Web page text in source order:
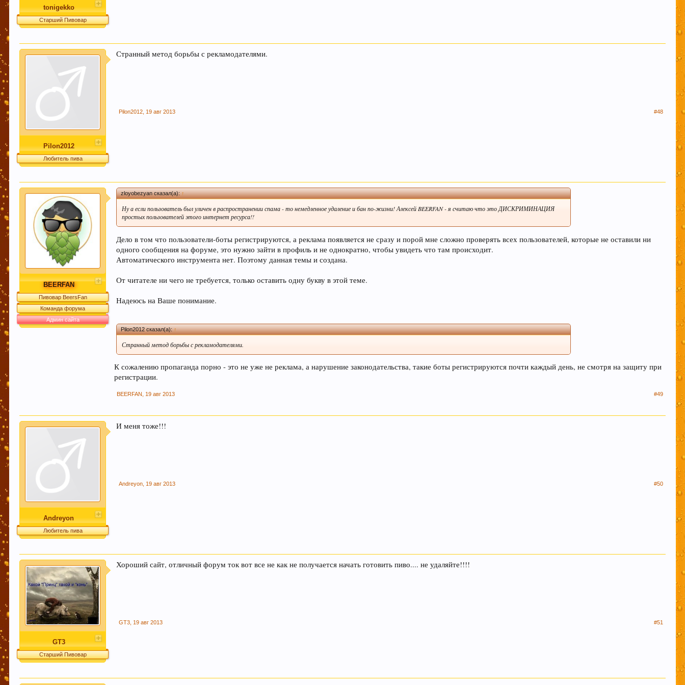
tonigekko
Старший Пивовар
Pilon2012
Любитель пива
Странный метод борьбы с рекламодателями.
Pilon2012, 19 авг 2013 #48
BEERFAN
Пивовар BeersFan
Команда форума
Админ сайта
zloyobezyan сказал(а):↑
Ну а если пользователь был уличен в распространении спама - то немедленное удаление и бан по-жизни! Алексей BEERFAN - я считаю что это ДИСКРИМИНАЦИЯ
простых пользователей этого интернет ресурса!!
Дело в том что пользователи-боты регистрируются, а реклама появляется не сразу и порой мне сложно проверять всех пользователей, которые не оставили ни
одного сообщения на форуме, это нужно зайти в профиль и не однократно, чтобы увидеть что там происходит.
Автоматического инструмента нет. Поэтому данная темы и создана.
От читателе ни чего не требуется, только оставить одну букву в этой теме.
Надеюсь на Ваше понимание.
Pilon2012 сказал(а):↑
Странный метод борьбы с рекламодателями.
К сожалению пропаганда порно - это не уже не реклама, а нарушение законодательства, такие боты регистрируются почти каждый день, не смотря на защиту при
регистрации.
BEERFAN, 19 авг 2013 #49
Andreyon
Любитель пива
И меня тоже!!!
Andreyon, 19 авг 2013 #50
GT3
Старший Пивовар
Хороший сайт, отличный форум ток вот все не как не получается начать готовить пиво.... не удаляйте!!!!
GT3, 19 авг 2013 #51